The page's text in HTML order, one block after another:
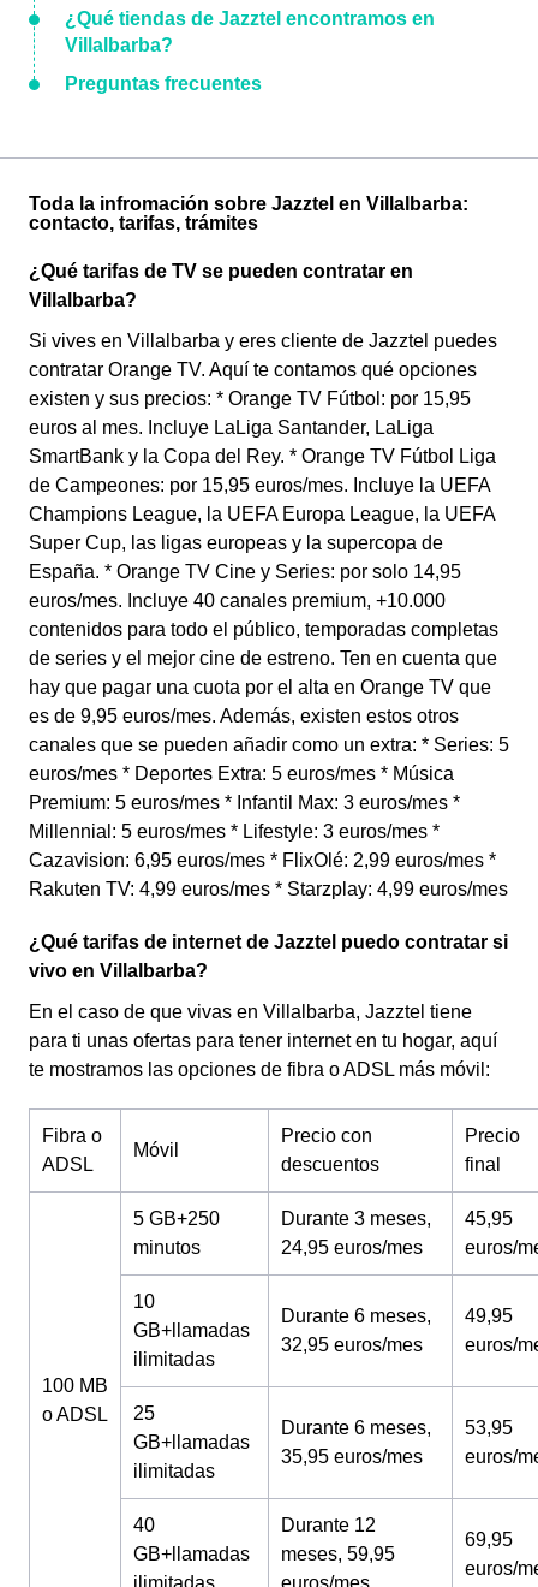
¿Qué tiendas de Jazztel encontramos en
Villalbarba?
Preguntas frecuentes
Toda la infromación sobre Jazztel en Villalbarba:
contacto, tarifas, trámites
¿Qué tarifas de TV se pueden contratar en
Villalbarba?
Si vives en Villalbarba y eres cliente de Jazztel puedes
contratar Orange TV. Aquí te contamos qué opciones
existen y sus precios: * Orange TV Fútbol: por 15,95
euros al mes. Incluye LaLiga Santander, LaLiga
SmartBank y la Copa del Rey. * Orange TV Fútbol Liga
de Campeones: por 15,95 euros/mes. Incluye la UEFA
Champions League, la UEFA Europa League, la UEFA
Super Cup, las ligas europeas y la supercopa de
España. * Orange TV Cine y Series: por solo 14,95
euros/mes. Incluye 40 canales premium, +10.000
contenidos para todo el público, temporadas completas
de series y el mejor cine de estreno. Ten en cuenta que
hay que pagar una cuota por el alta en Orange TV que
es de 9,95 euros/mes. Además, existen estos otros
canales que se pueden añadir como un extra: * Series: 5
euros/mes * Deportes Extra: 5 euros/mes * Música
Premium: 5 euros/mes * Infantil Max: 3 euros/mes *
Millennial: 5 euros/mes * Lifestyle: 3 euros/mes *
Cazavision: 6,95 euros/mes * FlixOlé: 2,99 euros/mes *
Rakuten TV: 4,99 euros/mes * Starzplay: 4,99 euros/mes
¿Qué tarifas de internet de Jazztel puedo contratar si
vivo en Villalbarba?
En el caso de que vivas en Villalbarba, Jazztel tiene
para ti unas ofertas para tener internet en tu hogar, aquí
te mostramos las opciones de fibra o ADSL más móvil:
Fibra o
ADSL
Móvil
Precio con
descuentos
Precio
final
100 MB
o ADSL
5 GB+250
minutos
Durante 3 meses,
24,95 euros/mes
45,95
euros/
10
GB+llamadas
ilimitadas
Durante 6 meses,
32,95 euros/mes
49,95
euros/
25
GB+llamadas
ilimitadas
Durante 6 meses,
35,95 euros/mes
53,95
euros/
40
GB+llamadas
ilimitadas
Durante 12
meses, 59,95
euros/mes
69,95
euros/